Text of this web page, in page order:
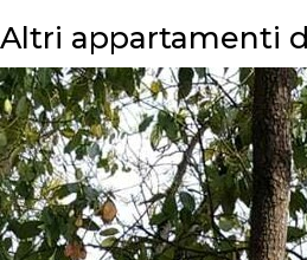
Altri appartamenti